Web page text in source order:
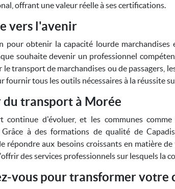
offrant une valeur réelle à ses certifications.
vers l'avenir
pour obtenir la capacité lourde
souhaite devenir un professionnel
le transport de marchandises ou de passagers,
fournir tous les outils nécessaires à la réussite
du transport à Morée
continue d'évoluer, et les communes
Grâce à des formations de qualité de
répondre aux besoins croissants en matière
des services professionnels sur lesquels la
vous pour transformer votre